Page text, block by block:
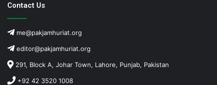
Contact Us
me@pakjamhuriat.org
editor@pakjamhuriat.org
291, Block A, Johar Town, Lahore, Punjab, Pakistan
+92 42 3520 1008